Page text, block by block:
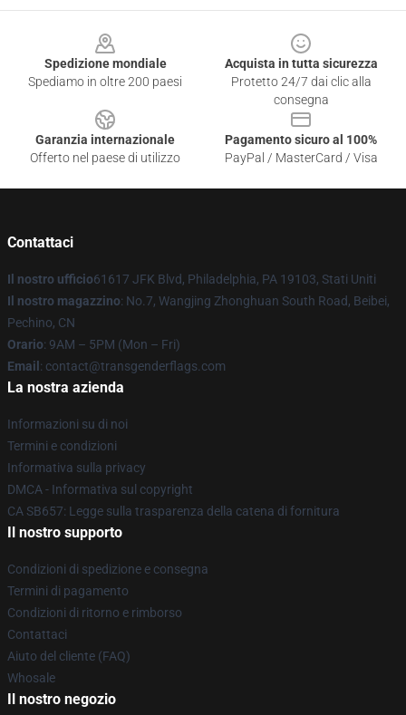
Spedizione mondiale
Spediamo in oltre 200 paesi
Acquista in tutta sicurezza
Protetto 24/7 dai clic alla
consegna
Garanzia internazionale
Offerto nel paese di utilizzo
Pagamento sicuro al 100%
PayPal / MasterCard / Visa
Contattaci
Il nostro ufficio61617 JFK Blvd, Philadelphia, PA 19103, Stati Uniti
Il nostro magazzino: No.7, Wangjing Zhonghuan South Road, Beibei,
Pechino, CN
Orario: 9AM – 5PM (Mon – Fri)
Email : contact@transgenderflags.com
La nostra azienda
Informazioni su di noi
Termini e condizioni
Informativa sulla privacy
DMCA - Informativa sul copyright
CA SB657: Legge sulla trasparenza della catena di fornitura
Il nostro supporto
Condizioni di spedizione e consegna
Termini di pagamento
Condizioni di ritorno e rimborso
Contattaci
Aiuto del cliente (FAQ)
Whosale
Il nostro negozio